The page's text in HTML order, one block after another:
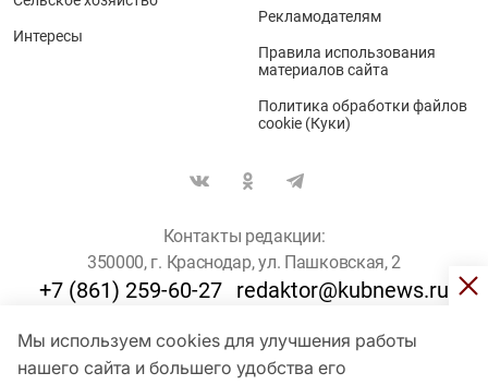
Мы используем cookies для улучшения работы
нашего сайта и большего удобства его
Интересы
Рекламодателям
Правила использования
материалов сайта
Политика обработки файлов
cookie (Куки)
Контакты редакции:
350000, г. Краснодар, ул. Пашковская, 2
+7 (861) 259-60-27 redaktor@kubnews.ru
Для пользователей старше 16 лет